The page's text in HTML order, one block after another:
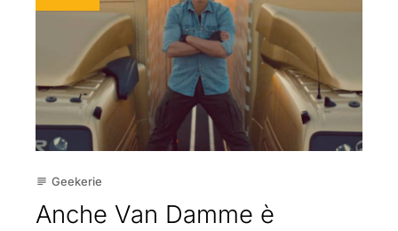
subject Geekerie
Anche Van Damme è